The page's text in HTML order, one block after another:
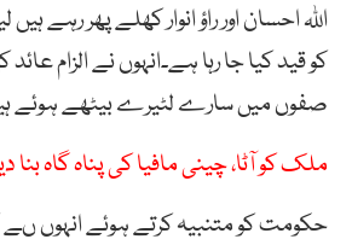
اللہ احسان اور راؤ انوار کھلے پھر رہے
کو قید کیا جا رہا ہے۔انہوں نے الزام
صفوں میں سارے لٹیرے بیٹھے ہوئے
ملک کو آٹا، چینی مافیا کی پناہ گاہ
حکومت کو متنبیہ کرتے ہوئے انہوں ںے